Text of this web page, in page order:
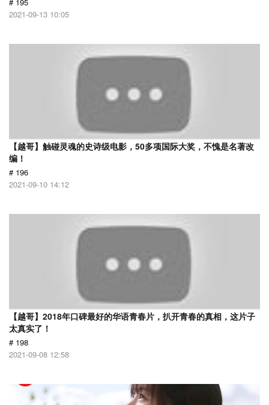
2021-09-13 10:05
【越哥】触碰灵魂的史诗级电影，50多项国际大奖，不愧是名著改
编！
# 196
2021-09-10 14:12
【越哥】2018年口碑最好的华语青春片，扒开青春的真相，这片子
太真实了！
# 198
2021-09-08 12:58